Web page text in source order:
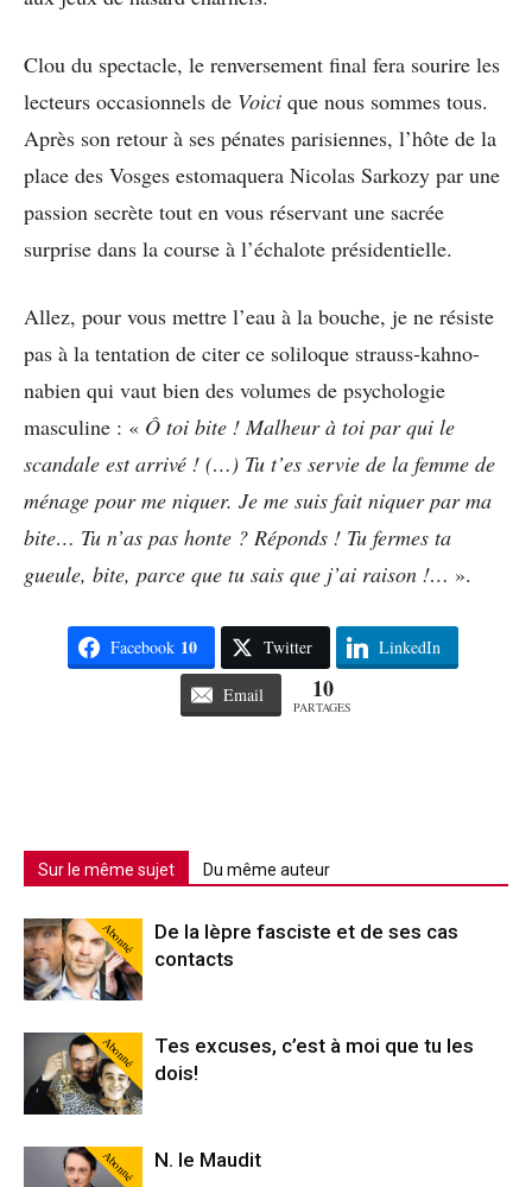
Clou du spectacle, le renversement final fera sourire les
lecteurs occasionnels de Voici que nous sommes tous.
Après son retour à ses pénates parisiennes, l’hôte de la
place des Vosges estomaquera Nicolas Sarkozy par une
passion secrète tout en vous réservant une sacrée
surprise dans la course à l’échalote présidentielle.
Allez, pour vous mettre l’eau à la bouche, je ne résiste
pas à la tentation de citer ce soliloque strauss-kahno-
nabien qui vaut bien des volumes de psychologie
masculine : « Ô toi bite ! Malheur à toi par qui le
scandale est arrivé ! (…) Tu t’es servie de la femme de
ménage pour me niquer. Je me suis fait niquer par ma
bite… Tu n’as pas honte ? Réponds ! Tu fermes ta
gueule, bite, parce que tu sais que j’ai raison !… ».
Facebook 10 Twitter LinkedIn
Email 10
PARTAGES
Sur le même sujet Du même auteur
Abonné
De la lèpre fasciste et de ses cas
contacts
Abonné
Tes excuses, c’est à moi que tu les
dois!
Abonné N. le Maudit